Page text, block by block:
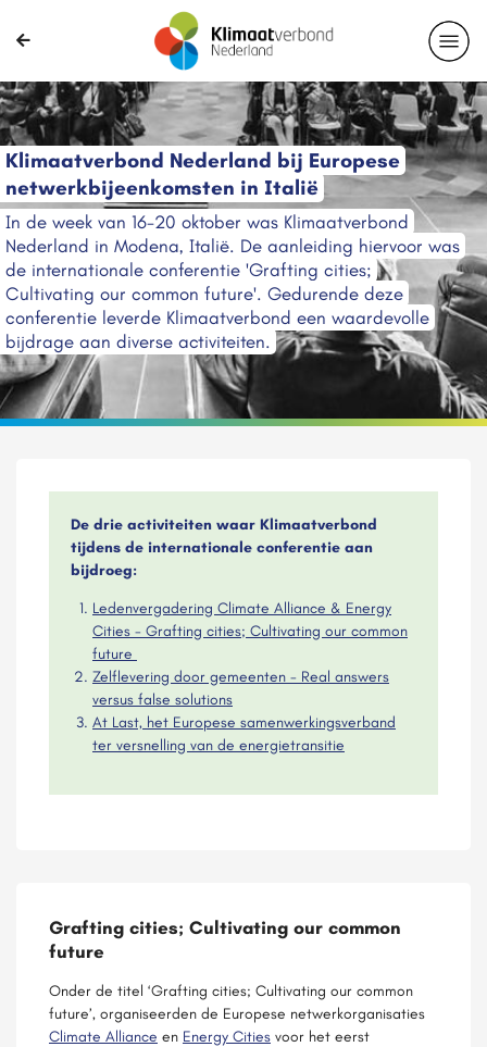
Klimaatverbond Nederland bij Europese
netwerkbijeenkomsten in Italië
In de week van 16-20 oktober was Klimaatverbond
Nederland in Modena, Italië. De aanleiding hiervoor was
de internationale conferentie 'Grafting cities;
Cultivating our common future'. Gedurende deze
conferentie leverde Klimaatverbond een waardevolle
bijdrage aan diverse activiteiten.
De drie activiteiten waar Klimaatverbond
tijdens de internationale conferentie aan
bijdroeg:
Ledenvergadering Climate Alliance & Energy
Cities - Grafting cities; Cultivating our common
future
Zelflevering door gemeenten - Real answers
versus false solutions
At Last, het Europese samenwerkingsverband
ter versnelling van de energietransitie
Grafting cities; Cultivating our common
future
Onder de titel ‘Grafting cities; Cultivating our common
future’, organiseerden de Europese netwerkorganisaties
Climate Alliance en Energy Cities voor het eerst